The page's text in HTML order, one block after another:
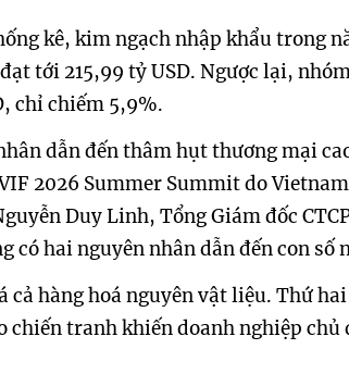
kê, kim ngạch nhập khẩu trong
tới 215,99 tỷ USD. Ngược lại,
chỉ chiếm 5,9%.
dẫn đến thâm hụt thương mại
2026 Summer Summit do
Duy Linh, Tổng Giám đốc
có hai nguyên nhân dẫn đến con số
cả hàng hoá nguyên vật liệu. Thứ
chiến tranh khiến doanh nghiệp chủ